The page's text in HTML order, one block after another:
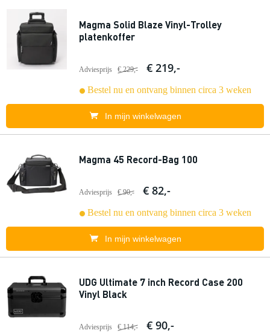
Magma Solid Blaze Vinyl-Trolley
platenkoffer
Adviesprijs € 229,- € 219,-
Bestel nu en ontvang binnen circa 3 weken
In mijn winkelwagen
Magma 45 Record-Bag 100
Adviesprijs € 90,- € 82,-
Bestel nu en ontvang binnen circa 3 weken
In mijn winkelwagen
UDG Ultimate 7 inch Record Case 200
Vinyl Black
Adviesprijs € 114,- € 90,-